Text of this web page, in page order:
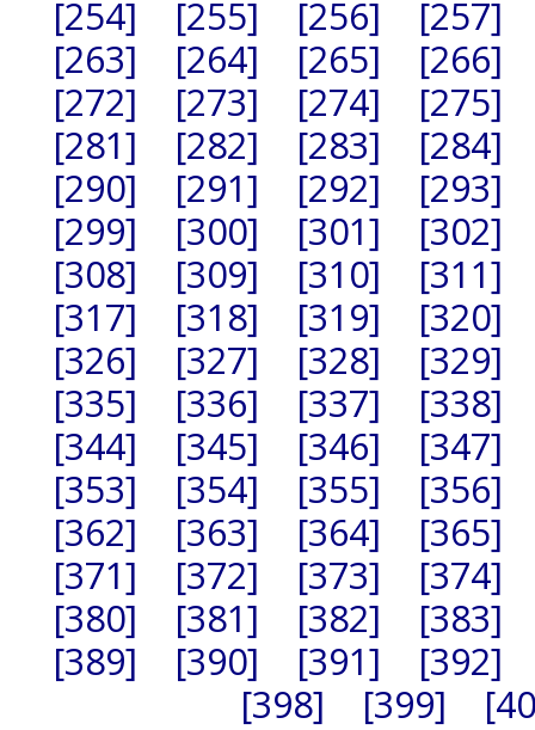
[254]
[255] [256]
[257]
[263]
[264] [265]
[266]
[272]
[273] [274]
[275]
[281]
[282] [283]
[284]
[290]
[291] [292]
[293]
[299]
[300] [301]
[302]
[308]
[309] [310]
[311]
[317]
[318] [319]
[320]
[326]
[327] [328]
[329]
[335]
[336] [337]
[338]
[344]
[345] [346]
[347]
[353]
[354] [355]
[356]
[362]
[363] [364]
[365]
[371]
[372] [373]
[374]
[380]
[381] [382]
[383]
[389]
[390] [391]
[392]
[398]
[399]